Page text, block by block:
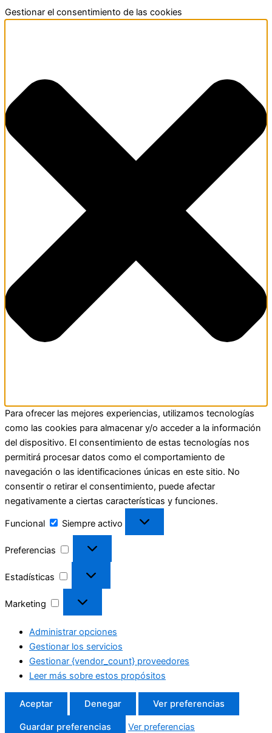
Gestionar el consentimiento de las cookies
Para ofrecer las mejores experiencias, utilizamos tecnologías
como las cookies para almacenar y/o acceder a la información
del dispositivo. El consentimiento de estas tecnologías nos
permitirá procesar datos como el comportamiento de
navegación o las identificaciones únicas en este sitio. No
consentir o retirar el consentimiento, puede afectar
negativamente a ciertas características y funciones.
Funcional
Funcional
Siempre activo
Preferencias
Preferencias
Estadísticas
Estadísticas
Marketing
Marketing
Administrar opciones
Gestionar los servicios
Gestionar {vendor_count} proveedores
Leer más sobre estos propósitos
Aceptar Denegar Ver preferencias
Guardar preferencias Ver preferencias
Ir
al